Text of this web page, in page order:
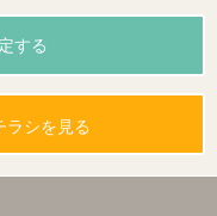
する
ラシを見る